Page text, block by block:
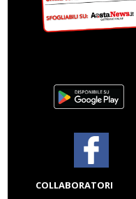
COLLABORATORI